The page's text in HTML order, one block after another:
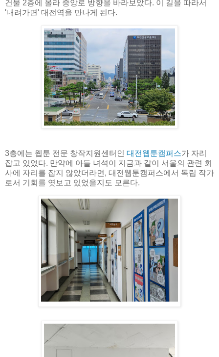
건물 2층에 올라 중앙로 방향을 바라보았다. 이 길을 따라서
'내려가면' 대전역을 만나게 된다.
3층에는 웹툰 전문 창작지원센터인 대전웹툰캠퍼스가 자리
잡고 있었다. 만약에 아들 녀석이 지금과 같이 서울의 관련 회
사에 자리를 잡지 않았더라면, 대전웹툰캠퍼스에서 독립 작가
로서 기회를 엿보고 있었을지도 모른다.